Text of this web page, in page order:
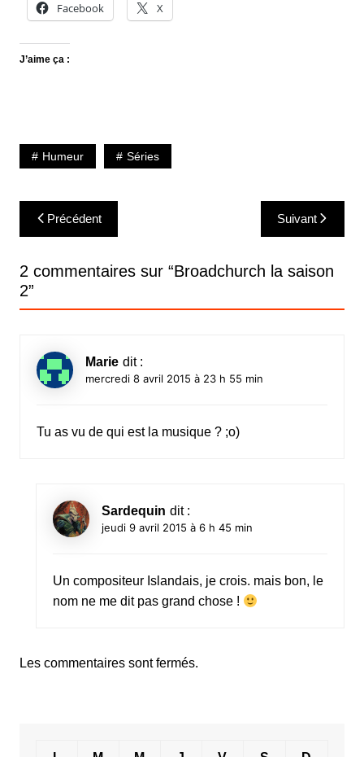
Facebook X
J’aime ça :
Humeur Séries
Navigation
de
l’article
Précédent Suivant
2 commentaires sur “Broadchurch la saison
2”
Marie dit :
mercredi 8 avril 2015 à 23 h 55 min
Tu as vu de qui est la musique ? ;o)
Sardequin dit :
jeudi 9 avril 2015 à 6 h 45 min
Un compositeur Islandais, je crois. mais bon, le
nom ne me dit pas grand chose !
Les commentaires sont fermés.